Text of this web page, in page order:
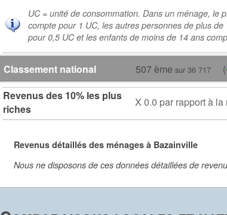
UC = unité de consommation. Dans un ménage, le
compte pour 1 UC, les autres personnes de plus de
pour 0,5 UC et les enfants de moins de 14 ans
Classement national 507 ème sur 36 717 (
Revenus des 10% les plus
riches
X 0.0 par rapport à la
Revenus détaillés des ménages à Bazainville
Nous ne disposons de ces données détaillées de